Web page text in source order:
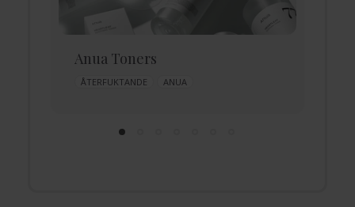
Anua Toners
ÅTERFUKTANDE ANUA